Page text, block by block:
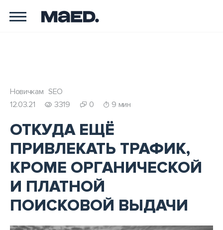
Новичкам SEO
12.03.21
3319 0 9 мин
ОТКУДА ЕЩЁ
ПРИВЛЕКАТЬ ТРАФИК,
КРОМЕ ОРГАНИЧЕСКОЙ
И ПЛАТНОЙ
ПОИСКОВОЙ ВЫДАЧИ